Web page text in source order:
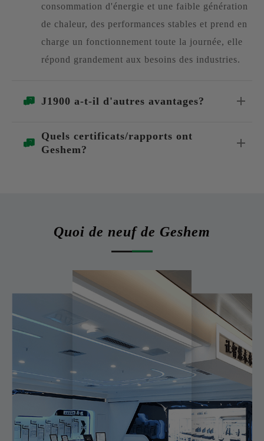
consommation d'énergie et une faible génération
de chaleur, des performances stables et prend en
charge un fonctionnement toute la journée, elle
répond grandement aux besoins des industries.
J1900 a-t-il d'autres avantages?
Quels certificats/rapports ont
Geshem?
Quoi de neuf de Geshem